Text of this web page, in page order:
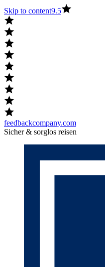
Skip to content9.5
feedbackcompany.com
Sicher & sorglos reisen